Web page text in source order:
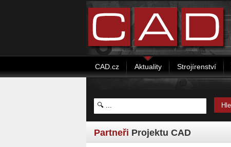
CAD.cz Aktuality Strojírenství
Partneři Projektu CAD